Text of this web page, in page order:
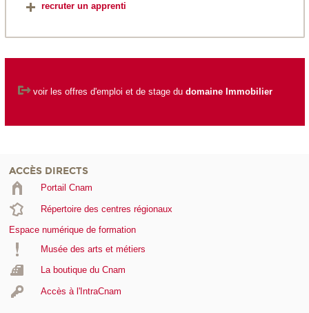
recruter un apprenti
voir les offres d'emploi et de stage du domaine Immobilier
ACCÈS DIRECTS
Portail Cnam
Répertoire des centres régionaux
Espace numérique de formation
Musée des arts et métiers
La boutique du Cnam
Accès à l'IntraCnam